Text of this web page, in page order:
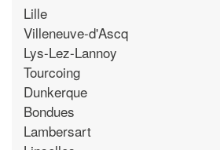
Lille
Villeneuve-d'Ascq
Lys-Lez-Lannoy
Tourcoing
Dunkerque
Bondues
Lambersart